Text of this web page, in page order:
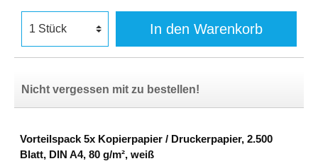
In den Warenkorb
Nicht vergessen mit zu bestellen!
Vorteilspack 5x Kopierpapier / Druckerpapier, 2.500
Blatt, DIN A4, 80 g/m², weiß